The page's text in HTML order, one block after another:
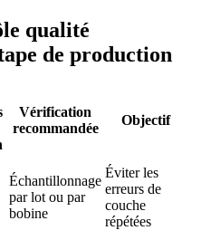
qualité
de production
Vérification
recommandée
Objectif
Échantillonnage
par lot ou par
bobine
Éviter les
erreurs de
couche
répétées